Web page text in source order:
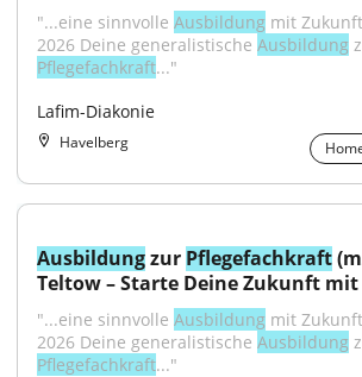
"...eine sinnvolle Ausbildung mit
2026 Deine generalistische Ausbildung
Pflegefachkraft..."
Lafim-Diakonie
Havelberg
Ausbildung zur Pflegefachkraft
Teltow – Starte Deine Zukunft mit
"...eine sinnvolle Ausbildung mit
2026 Deine generalistische Ausbildung
Pflegefachkraft..."